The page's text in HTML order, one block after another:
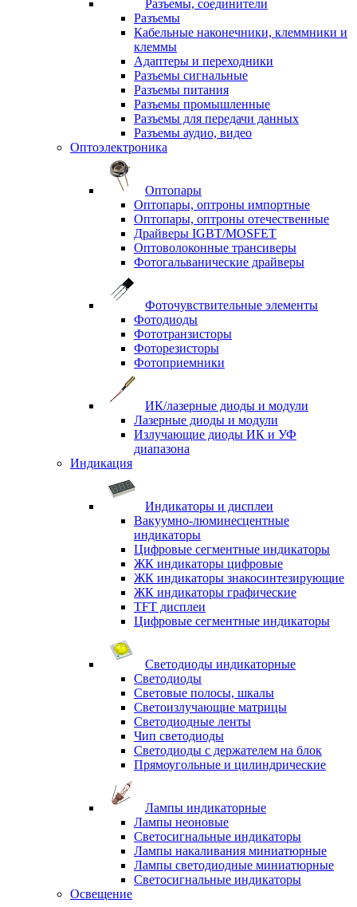
Разъемы, соединители
Разъемы
Кабельные наконечники, клеммники и
клеммы
Адаптеры и переходники
Разъемы сигнальные
Разъемы питания
Разъемы промышленные
Разъемы для передачи данных
Разъемы аудио, видео
Оптоэлектроника
Оптопары
Оптопары, оптроны импортные
Оптопары, оптроны отечественные
Драйверы IGBT/MOSFET
Оптоволоконные трансиверы
Фотогальванические драйверы
Фоточувствительные элементы
Фотодиоды
Фототранзисторы
Фоторезисторы
Фотоприемники
ИК/лазерные диоды и модули
Лазерные диоды и модули
Излучающие диоды ИК и УФ
диапазона
Индикация
Индикаторы и дисплеи
Вакуумно-люминесцентные
индикаторы
Цифровые сегментные индикаторы
ЖК индикаторы цифровые
ЖК индикаторы знакосинтезирующие
ЖК индикаторы графические
TFT дисплеи
Цифровые сегментные индикаторы
Светодиоды индикаторные
Светодиоды
Световые полосы, шкалы
Светоизлучающие матрицы
Светодиодные ленты
Чип светодиоды
Светодиоды с держателем на блок
Прямоугольные и цилиндрические
Лампы индикаторные
Лампы неоновые
Светосигнальные индикаторы
Лампы накаливания миниатюрные
Лампы светодиодные миниатюрные
Светосигнальные индикаторы
Освещение